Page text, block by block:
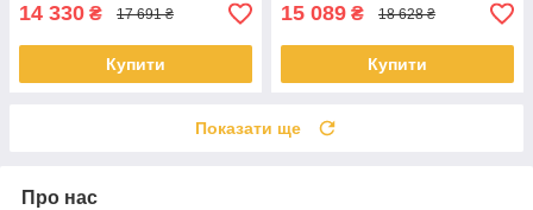
14 330 ₴ 17 691 ₴
Купити
15 089 ₴ 18 628 ₴
Купити
Показати ще
Про нас